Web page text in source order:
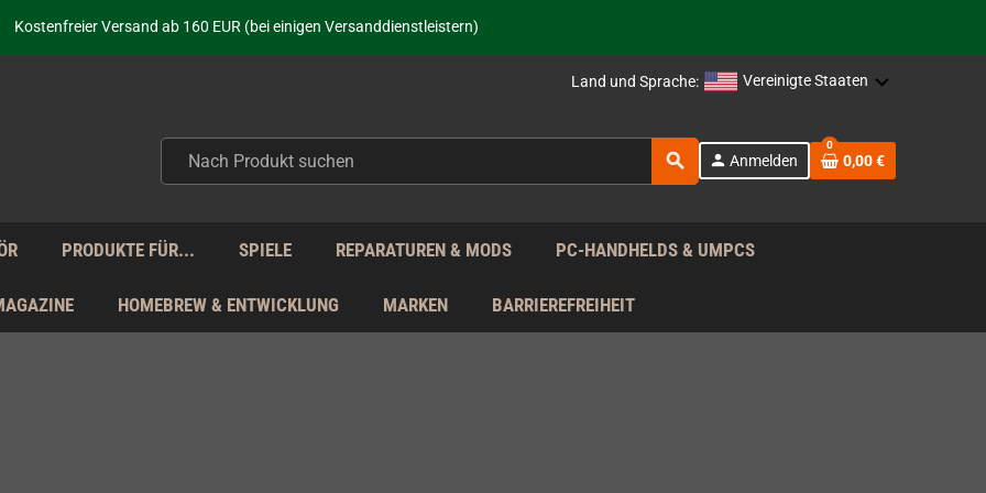
Kostenfreier Versand ab 160 EUR (bei einigen Versanddienstleistern)
Seit über 20 Jahren Deine Anlaufstelle für neue Retro-Hardware!
Täglicher Versand Mo - Fr aus Deutschland - zollfrei innerhalb der EU!
Land und Sprache: Vereinigte Staaten
search person Anmelden
0
0,00 €
PRODUKTE FÜR... SPIELE REPARATUREN & MODS PC-HANDHELDS & UMPCS
HOMEBREW & ENTWICKLUNG MARKEN BARRIEREFREIHEIT